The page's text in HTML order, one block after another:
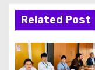
e
g
a
Related Post